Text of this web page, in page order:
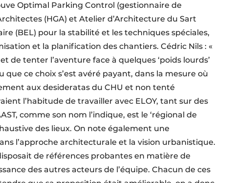
Optimal Parking Control (gestionnaire de
(HGA) et Atelier d’Architecture du Sart
(BEL) pour la stabilité et les techniques spéciales,
et la planification des chantiers. Cédric Nils : «
de tenter l’aventure face à quelques ‘poids lourds’
ce choix s’est avéré payant, dans la mesure où
aux desideratas du CHU et non tenté
l’habitude de travailler avec ELOY, tant sur des
comme son nom l’indique, est le ‘régional de
des lieux. On note également une
l’approche architecturale et la vision urbanistique.
de références probantes en matière de
des autres acteurs de l’équipe. Chacun de ces